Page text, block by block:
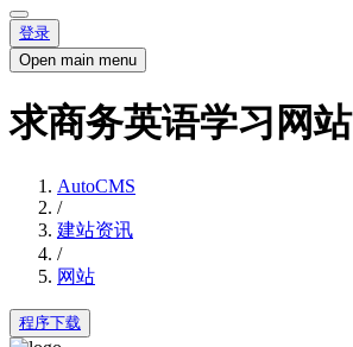
登录
Open main menu
求商务英语学习网站
AutoCMS
/
建站资讯
/
网站
程序下载